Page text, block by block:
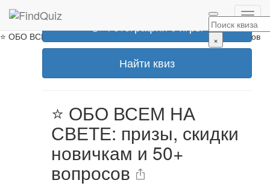
×
⭐ ОБО ВСЕМ НА СВЕТЕ: призы, скидки новичкам и 50+ вопросов
Найти квиз
⭐ ОБО ВСЕМ НА
СВЕТЕ: призы, скидки
новичкам и 50+
вопросов